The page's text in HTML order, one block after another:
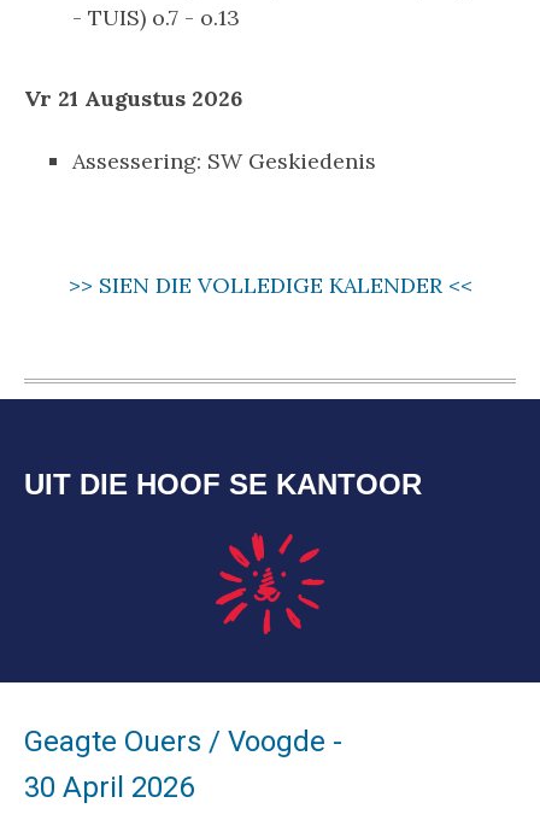
- TUIS) o.7 - o.13
Vr 21 Augustus 2026
Assessering: SW Geskiedenis
>> SIEN DIE VOLLEDIGE KALENDER <<
UIT DIE HOOF SE KANTOOR
Geagte Ouers / Voogde -
30 April 2026